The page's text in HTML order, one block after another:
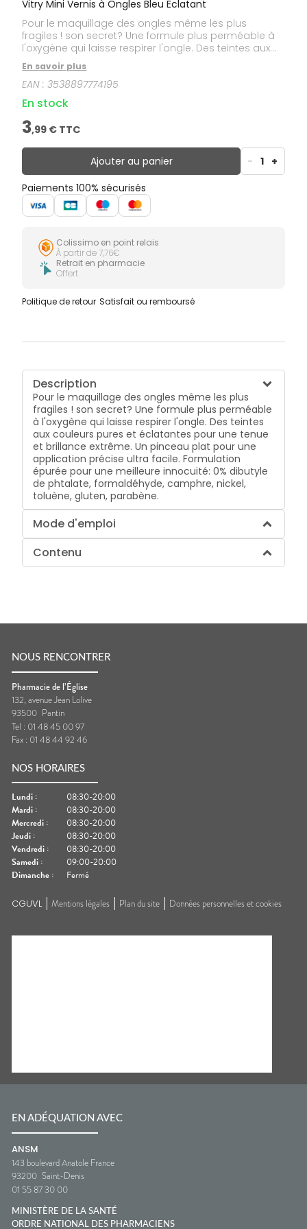
Vitry Mini Vernis à Ongles Bleu Eclatant
Pour le maquillage des ongles même les plus
fragiles ! son secret? Une formule plus perméable à
l'oxygène qui laisse respirer l'ongle. Des teintes aux
couleurs pures et éclatantes pour une tenue et
brillance extrême. Un pinceau plat pour une
application précise ultra facile. Formulation épurée
pour une meilleure innocuité: 0% dibutyle de phtalate,
formaldéhyde, camphre, nickel, toluène, gluten,
parabène.
En savoir plus
EAN :3538897774195
En stock
3,99 € TTC
Ajouter au panier - 1 +
Paiements 100% sécurisés
Colissimo en point relais
À partir de 7,76€
Retrait en pharmacie
Offert
Politique de retour Satisfait ou remboursé
Description
Pour le maquillage des ongles même les plus
fragiles ! son secret? Une formule plus perméable
à l'oxygène qui laisse respirer l'ongle. Des teintes
aux couleurs pures et éclatantes pour une tenue
et brillance extrême. Un pinceau plat pour une
application précise ultra facile. Formulation
épurée pour une meilleure innocuité: 0% dibutyle
de phtalate, formaldéhyde, camphre, nickel,
toluène, gluten, parabène.
Mode d'emploi
Contenu
NOUS RENCONTRER
Pharmacie de l’Église
132, avenue Jean Lolive
93500 Pantin
Tel : 01 48 45 00 97
Fax : 01 48 44 92 46
NOS HORAIRES
Lundi :
08:30-20:00
Mardi :
08:30-20:00
Mercredi :
08:30-20:00
Jeudi :
08:30-20:00
Vendredi :
08:30-20:00
Samedi :
09:00-20:00
Dimanche : Fermé
CGUVL Mentions légales Plan du site Données personnelles et cookies
EN ADÉQUATION AVEC
ANSM
143 boulevard Anatole France
93200 Saint-Denis
01 55 87 30 00
MINISTÈRE DE LA SANTÉ
ORDRE NATIONAL DES PHARMACIENS